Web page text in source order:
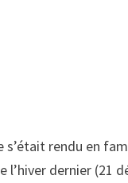
rendu en
dernier (21